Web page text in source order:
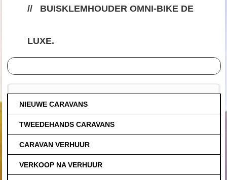
// BUISKLEMHOUDER OMNI-BIKE DE
LUXE.
NIEUWE CARAVANS
TWEEDEHANDS CARAVANS
CARAVAN VERHUUR
VERKOOP NA VERHUUR